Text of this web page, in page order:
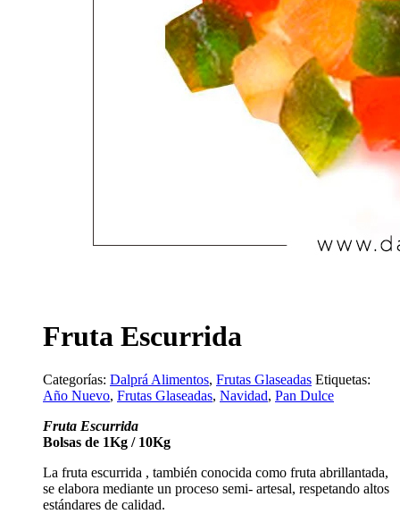
Fruta Escurrida
Categorías: Dalprá Alimentos, Frutas Glaseadas Etiquetas:
Año Nuevo, Frutas Glaseadas, Navidad, Pan Dulce
Fruta Escurrida
Bolsas de 1Kg / 10Kg
La fruta escurrida , también conocida como fruta abrillantada,
se elabora mediante un proceso semi- artesal, respetando altos
estándares de calidad.